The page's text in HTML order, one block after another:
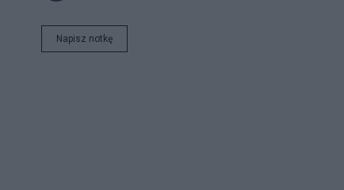
Napisz notkę